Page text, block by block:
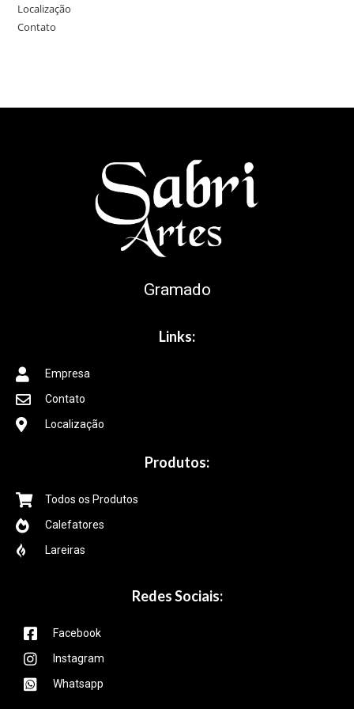
Localização
Contato
Gramado
Links:
Empresa
Contato
Localização
Produtos:
Todos os Produtos
Calefatores
Lareiras
Redes Sociais:
Facebook
Instagram
Whatsapp